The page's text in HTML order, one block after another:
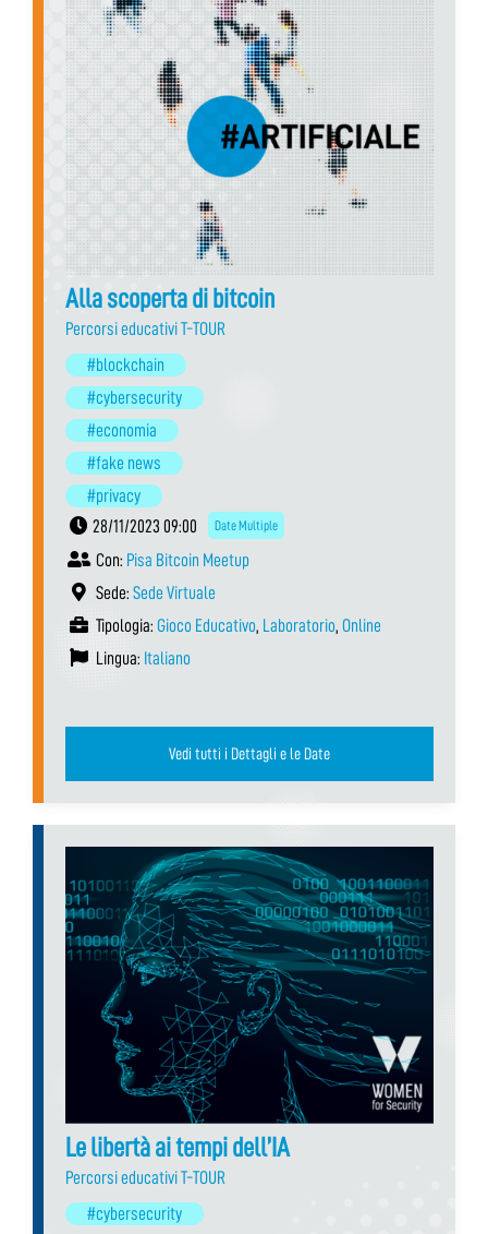
Alla scoperta di bitcoin
Percorsi educativi T-TOUR
#blockchain
#cybersecurity
#economia
#fake news
#privacy
28/11/2023 09:00
Date Multiple
Con: Pisa Bitcoin Meetup
Sede: Sede Virtuale
Tipologia: Gioco Educativo, Laboratorio, Online
Lingua: Italiano
Vedi tutti i Dettagli e le Date
Le libertà ai tempi dell’IA
Percorsi educativi T-TOUR
#cybersecurity